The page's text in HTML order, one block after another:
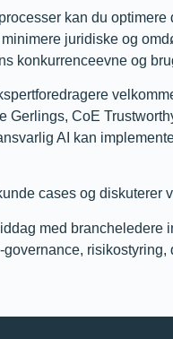
kan du
juridiske og
konkurrenceevne og
Gerlings, CoE
AI kan
cases og diskuterer
med brancheledere
risikostyring,